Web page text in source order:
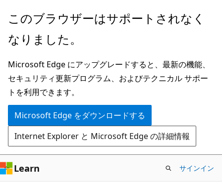
メ
ン
ン
テ
ン
ツ
に
ス
キ
ッ
プ
このブラウザーはサポートされなく
なりました。
Microsoft Edge にアップグレードすると、最新の機能、
セキュリティ更新プログラム、およびテクニカル サポー
トを利用できます。
Microsoft Edge をダウンロードする
Internet Explorer と Microsoft Edge の詳細情報
Learn サインイン